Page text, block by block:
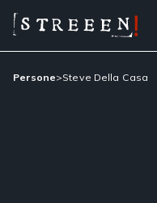
Persone>Steve Della Casa